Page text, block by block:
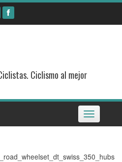
Ciclismo al mejor
Toggle
navigation